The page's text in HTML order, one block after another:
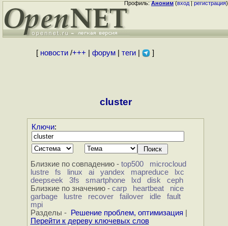
Профиль:Аноним(вход|регистрация)
[ новости/+++ форум| теги| ]
cluster
Ключи:
Близкие по совпадению - top500
microcloud
lustre
fs linux ai yandex mapreduce
lxc
deepseek
3fs smartphone lxd disk
ceph
Близкие по значению - carp heartbeat
nice
garbage
lustre recover failover idle
fault
mpi
Разделы -
Решение проблем, оптимизация
Перейти к дереву ключевых слов